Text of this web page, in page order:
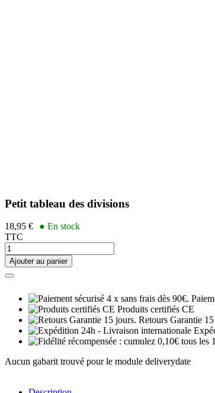
Petit tableau des divisions
18,95 €
● En stock
TTC
Ajouter au panier
Produits certifiés CE
Retours Garantie
Aucun gabarit trouvé pour le module deliverydate